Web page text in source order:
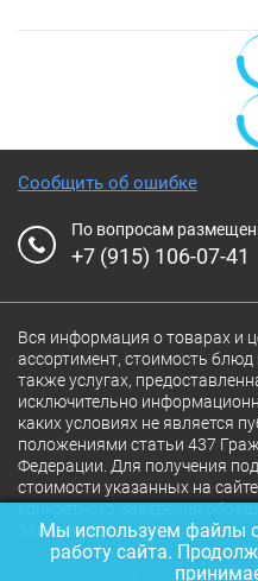
Сообщить об ошибке
По вопросам
+7 (915) 106-07-41
Вся информация о товарах и
ассортимент, стоимость
также услугах,
исключительно
каких условиях не является
положениями статьи 437
Федерации. Для получения
стоимости указанных на
конкретного Заведения
Заведение.
Мы используем файлы
работу сайта.